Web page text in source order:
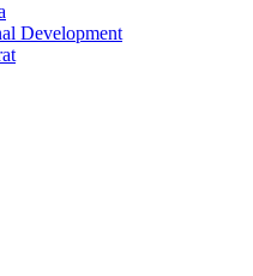
Development